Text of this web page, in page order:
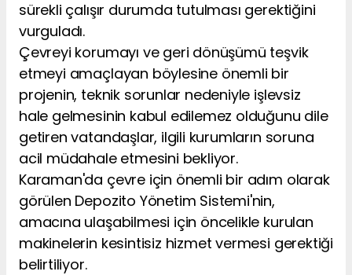
sürekli çalışır durumda tutulması gerektiğini
vurguladı.
Çevreyi korumayı ve geri dönüşümü teşvik
etmeyi amaçlayan böylesine önemli bir
projenin, teknik sorunlar nedeniyle işlevsiz
hale gelmesinin kabul edilemez olduğunu dile
getiren vatandaşlar, ilgili kurumların soruna
acil müdahale etmesini bekliyor.
Karaman'da çevre için önemli bir adım olarak
görülen Depozito Yönetim Sistemi'nin,
amacına ulaşabilmesi için öncelikle kurulan
makinelerin kesintisiz hizmet vermesi gerektiği
belirtiliyor.